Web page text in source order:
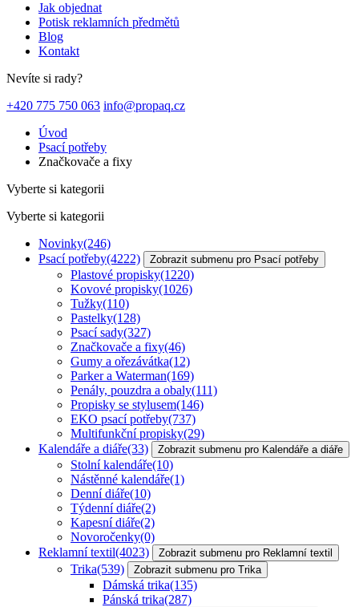
Jak objednat
Potisk reklamních předmětů
Blog
Kontakt
Nevíte si rady?
+420 775 750 063 info@propaq.cz
Úvod
Psací potřeby
Značkovače a fixy
Vyberte si kategorii
Vyberte si kategorii
Novinky(246)
Psací potřeby(4222) Zobrazit submenu pro Psací potřeby
Plastové propisky(1220)
Kovové propisky(1026)
Tužky(110)
Pastelky(128)
Psací sady(327)
Značkovače a fixy(46)
Gumy a ořezávátka(12)
Parker a Waterman(169)
Penály, pouzdra a obaly(111)
Propisky se stylusem(146)
EKO psací potřeby(737)
Multifunkční propisky(29)
Kalendáře a diáře(33) Zobrazit submenu pro Kalendáře a diáře
Stolní kalendáře(10)
Nástěnné kalendáře(1)
Denní diáře(10)
Týdenní diáře(2)
Kapesní diáře(2)
Novoročenky(0)
Reklamní textil(4023) Zobrazit submenu pro Reklamní textil
Trika(539) Zobrazit submenu pro Trika
Dámská trika(135)
Pánská trika(287)